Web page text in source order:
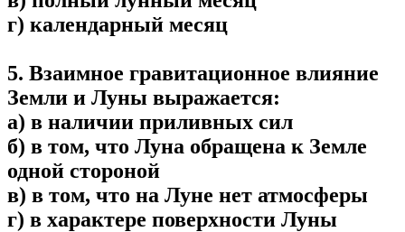
г) календарный месяц
5. Взаимное гравитационное влияние
Земли и Луны выражается:
а) в наличии приливных сил
б) в том, что Луна обращена к Земле
одной стороной
в) в том, что на Луне нет атмосферы
г) в характере поверхности Луны